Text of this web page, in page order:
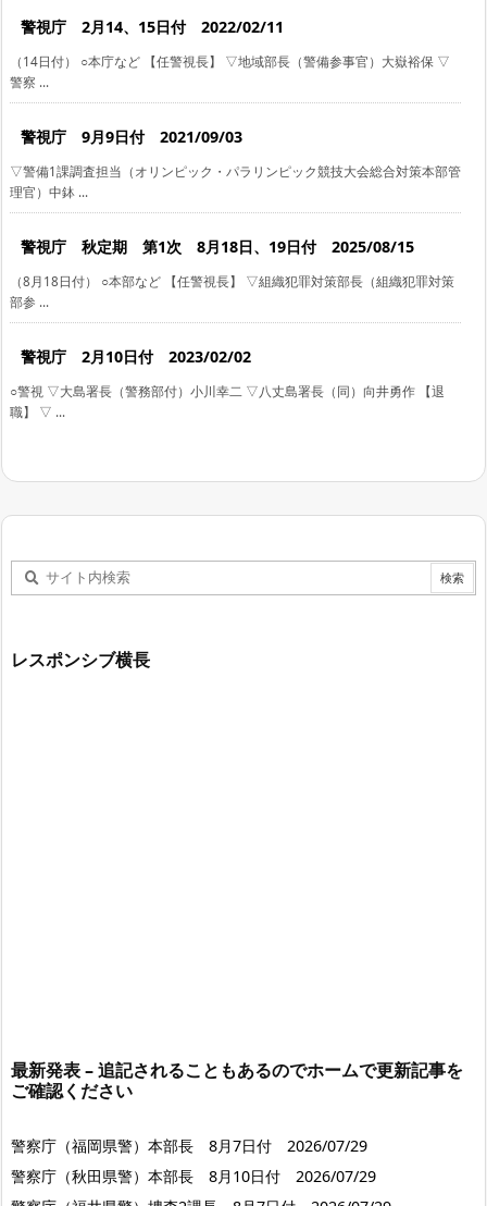
警視庁 2月14、15日付 2022/02/11
（14日付） ○本庁など 【任警視長】 ▽地域部長（警備参事官）大嶽裕保 ▽
警察 ...
警視庁 9月9日付 2021/09/03
▽警備1課調査担当（オリンピック・パラリンピック競技大会総合対策本部管
理官）中鉢 ...
警視庁 秋定期 第1次 8月18日、19日付 2025/08/15
（8月18日付） ○本部など 【任警視長】 ▽組織犯罪対策部長（組織犯罪対策
部参 ...
警視庁 2月10日付 2023/02/02
○警視 ▽大島署長（警務部付）小川幸二 ▽八丈島署長（同）向井勇作 【退
職】 ▽ ...
レスポンシブ横長
最新発表 – 追記されることもあるのでホームで更新記事を
ご確認ください
警察庁（福岡県警）本部長 8月7日付 2026/07/29
警察庁（秋田県警）本部長 8月10日付 2026/07/29